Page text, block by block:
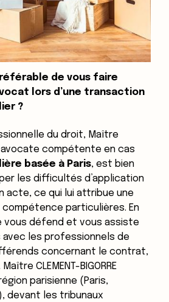
de vous faire
lors d’une transaction
?
du droit, Maître
avocate compétente en cas
basée à Paris, est bien
les difficultés d’application
acte, ce qui lui attribue une
particulières. En
vous défend et vous assiste
les professionnels de
concernant le contrat,
CLEMENT-BIGORRE
parisienne (Paris,
devant les tribunaux